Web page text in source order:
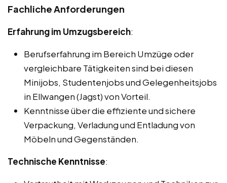
Fachliche Anforderungen
Erfahrung im Umzugsbereich:
Berufserfahrung im Bereich Umzüge oder
vergleichbare Tätigkeiten sind bei diesen
Minijobs, Studentenjobs und Gelegenheitsjobs
in Ellwangen (Jagst) von Vorteil.
Kenntnisse über die effiziente und sichere
Verpackung, Verladung und Entladung von
Möbeln und Gegenständen.
Technische Kenntnisse: